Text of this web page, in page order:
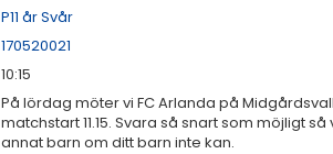
P11 år Svår
170520021
10:15
På lördag möter vi FC Arlanda på
matchstart 11.15. Svara så snart som möjligt
annat barn om ditt barn inte kan.